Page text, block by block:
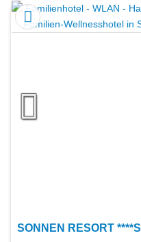
SONNEN RESORT ****S